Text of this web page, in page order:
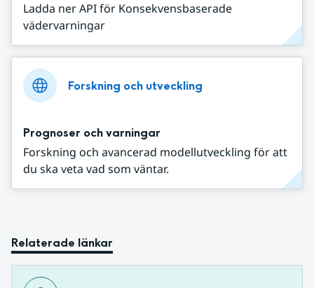
Ladda ner API för Konsekvensbaserade
vädervarningar
Forskning och utveckling
Prognoser och varningar
Forskning och avancerad modellutveckling för att
du ska veta vad som väntar.
Relaterade länkar